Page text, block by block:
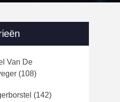
Van De
(108)
(142)